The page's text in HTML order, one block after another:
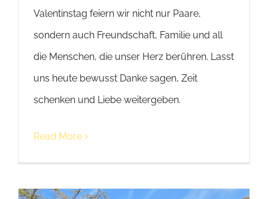
Valentinstag feiern wir nicht nur Paare,
sondern auch Freundschaft, Familie und all
die Menschen, die unser Herz berühren. Lasst
uns heute bewusst Danke sagen, Zeit
schenken und Liebe weitergeben.
Read More